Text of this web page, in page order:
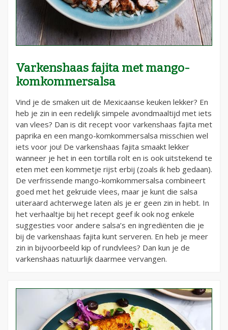
Varkenshaas fajita met mango-
komkommersalsa
Vind je de smaken uit de Mexicaanse keuken lekker? En
heb je zin in een redelijk simpele avondmaaltijd met iets
van vlees? Dan is dit recept voor varkenshaas fajita met
paprika en een mango-komkommersalsa misschien wel
iets voor jou! De varkenshaas fajita smaakt lekker
wanneer je het in een tortilla rolt en is ook uitstekend te
eten met een kommetje rijst erbij (zoals ik heb gedaan).
De verfrissende mango-komkommersalsa combineert
goed met het gekruide vlees, maar je kunt die salsa
uiteraard achterwege laten als je er geen zin in hebt. In
het verhaaltje bij het recept geef ik ook nog enkele
suggesties voor andere salsa’s en ingrediënten die je
bij de varkenshaas fajita kunt serveren. En heb je meer
zin in bijvoorbeeld kip of rundvlees? Dan kun je de
varkenshaas natuurlijk daarmee vervangen.